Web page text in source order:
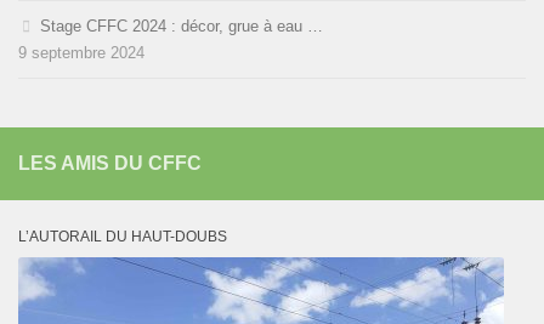
Stage CFFC 2024 : décor, grue à eau …
9 septembre 2024
LES AMIS DU CFFC
L’AUTORAIL DU HAUT-DOUBS